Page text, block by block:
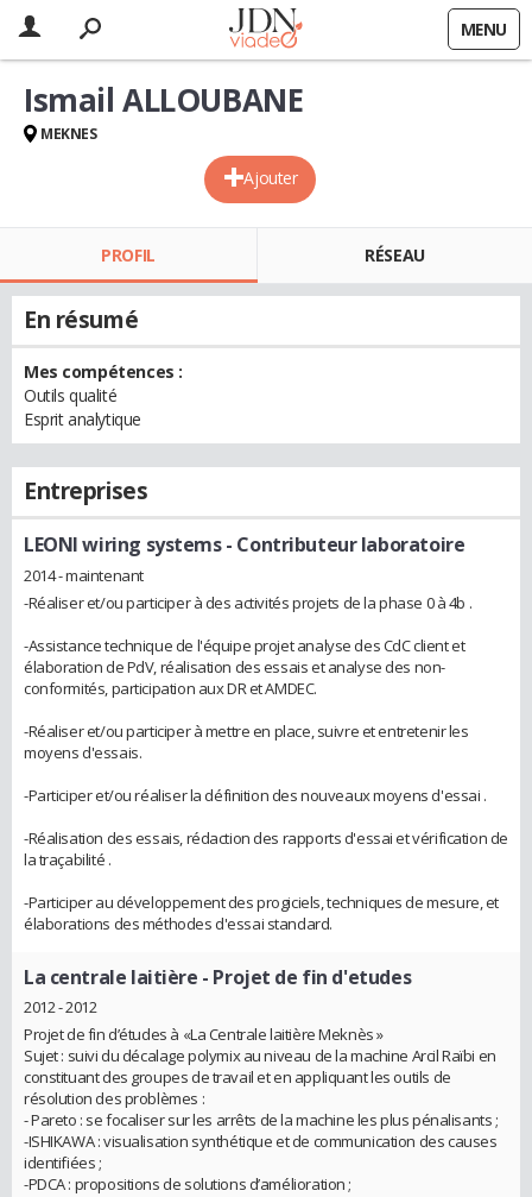
MENU
Ajouter
Ismail ALLOUBANE
MEKNES
PROFIL RÉSEAU
En résumé
Mes compétences :
Outils qualité
Esprit analytique
Entreprises
LEONI wiring systems- Contributeur laboratoire
2014 - maintenant
-Réaliser et/ou participer à des activités projets de la phase 0 à 4b .
-Assistance technique de l'équipe projet analyse des CdC client et
élaboration de PdV, réalisation des essais et analyse des non-
conformités, participation aux DR et AMDEC.
-Réaliser et/ou participer à mettre en place, suivre et entretenir les
moyens d'essais.
-Participer et/ou réaliser la définition des nouveaux moyens d'essai .
-Réalisation des essais, rédaction des rapports d'essai et vérification de
la traçabilité .
-Participer au développement des progiciels, techniques de mesure, et
élaborations des méthodes d'essai standard.
La centrale laitière - Projet de fin d'etudes
2012 - 2012
Projet de fin d’études à «La Centrale laitière Meknès »
Sujet : suivi du décalage polymix au niveau de la machine Arcil Raïbi en
constituant des groupes de travail et en appliquant les outils de
résolution des problèmes :
- Pareto : se focaliser sur les arrêts de la machine les plus pénalisants ;
-ISHIKAWA : visualisation synthétique et de communication des causes
identifiées ;
-PDCA : propositions de solutions d’amélioration ;